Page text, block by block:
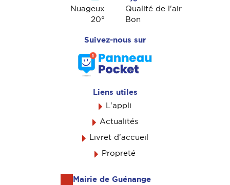
Nuageux
20°
Qualité de l'air
Bon
Suivez-nous sur
Liens utiles
L'appli
Actualités
Livret d’accueil
Propreté
Mairie de Guénange